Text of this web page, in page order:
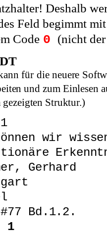
Deshalb
Feld begimmt
Code 0 (nicht
für die neuere
und zum Einlesen
gezeigten Struktur.)
wir
Gerhard
#77 Bd.1.2.
1